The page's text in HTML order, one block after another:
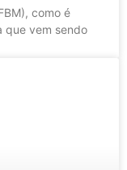
como é
que vem sendo